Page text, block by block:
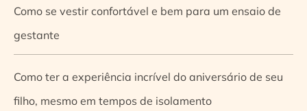
Como se vestir confortável e bem para um ensaio de
gestante
Como ter a experiência incrível do aniversário de seu
filho, mesmo em tempos de isolamento